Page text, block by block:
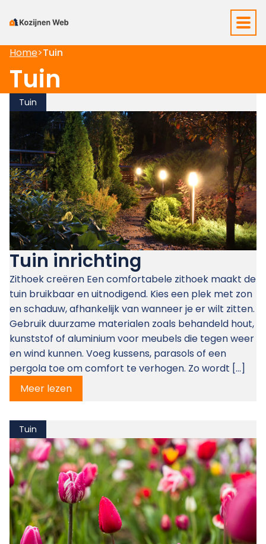
Home>Tuin
Tuin
Tuin
Tuin inrichting
Zithoek creëren Een comfortabele zithoek maakt de
tuin bruikbaar en uitnodigend. Kies een plek met zon
en schaduw, afhankelijk van wanneer je er wilt zitten.
Gebruik duurzame materialen zoals behandeld hout,
kunststof of aluminium voor meubels die tegen weer
en wind kunnen. Voeg kussens, parasols of een
pergola toe om comfort te verhogen. Zo wordt […]
Meer lezen
Tuin